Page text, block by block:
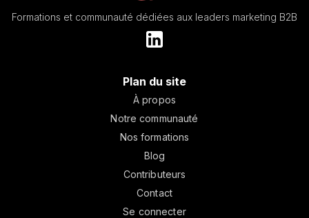
Formations et communauté dédiées aux leaders marketing B2B
Plan du site
À propos
Notre communauté
Nos formations
Blog
Contributeurs
Contact
Se connecter